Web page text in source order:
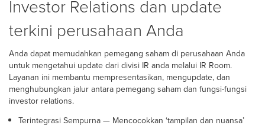
Investor Relations dan update
terkini perusahaan Anda
Anda dapat memudahkan pemegang saham di perusahaan Anda
untuk mengetahui update dari divisi IR anda melalui IR Room.
Layanan ini membantu mempresentasikan, mengupdate, dan
menghubungkan jalur antara pemegang saham dan fungsi-fungsi
investor relations.
Terintegrasi Sempurna — Mencocokkan ‘tampilan dan nuansa’